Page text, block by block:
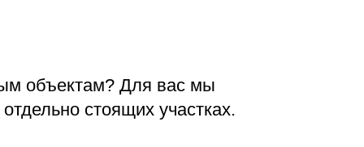
объектам? Для вас мы
стоящих участках.